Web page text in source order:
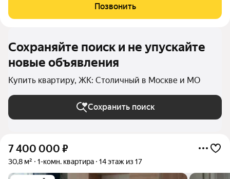
Дом в отличном состоянии. Чистый подъезд. Благоустроенный
двор . В районе
Позвонить
Сохраняйте поиск и не упускайте
новые объявления
Купить квартиру, ЖК: Столичный в Москве и МО
Сохранить поиск
7 400 000 ₽
30,8 м² 1-комн. квартира 14 этаж из 17